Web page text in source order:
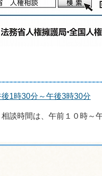
1時30分～午後3時30分
談時間は、午前１０時～